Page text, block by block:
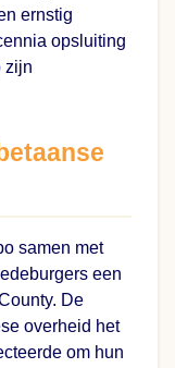
ernstig
opsluiting
zijn
samen met
een
De
overheid het
om hun